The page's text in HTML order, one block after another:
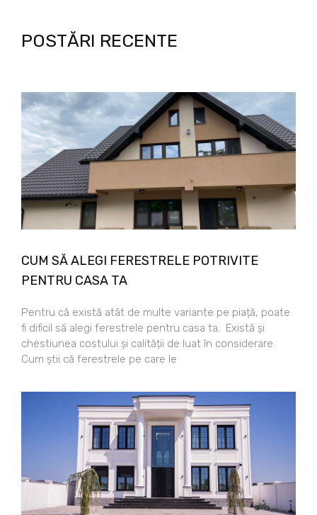
POSTĂRI RECENTE
CUM SĂ ALEGI FERESTRELE POTRIVITE
PENTRU CASA TA
Pentru că există atât de multe variante pe piață, poate
fi dificil să alegi ferestrele pentru casa ta. Există și
chestiunea costului și calității de luat în considerare.
Cum știi că ferestrele pe care le